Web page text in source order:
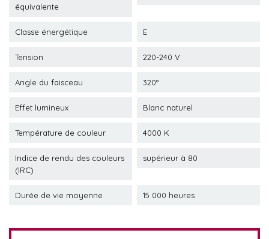
équivalente
Classe énergétique E
Tension 220-240 V
Angle du faisceau 320°
Effet lumineux Blanc naturel
Température de couleur 4000 K
Indice de rendu des couleurs
(IRC)
supérieur à 80
Durée de vie moyenne 15 000 heures